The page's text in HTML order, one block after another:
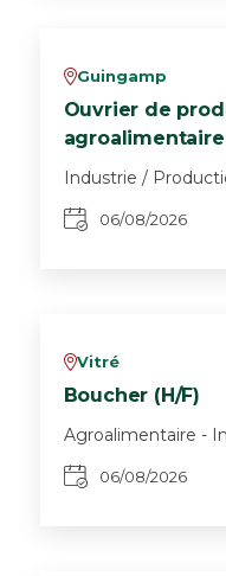
vGuingamp
Ouvrier de
agroalimentaire
Industrie /
06/08/2026
vVitré
Boucher (H/F)
Agroalimentaire -
06/08/2026